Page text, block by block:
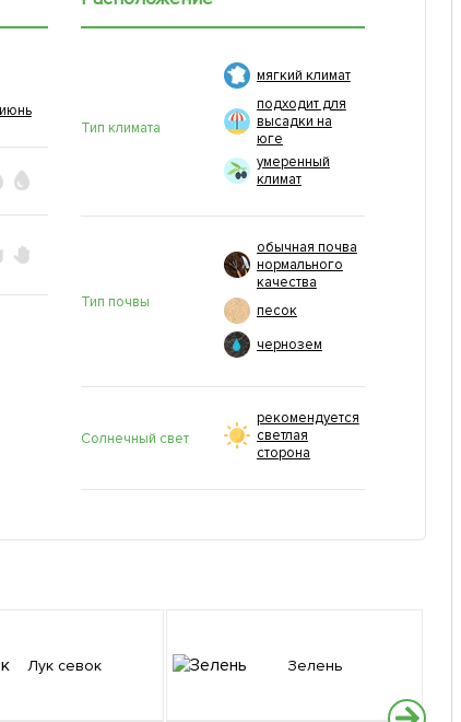
Тип климата
мягкий климат
подходит для
высадки на
юге
умеренный
климат
Тип почвы
обычная почва
нормального
качества
песок
чернозем
Солнечный свет
рекомендуется
светлая
сторона
Лук севок Зелень